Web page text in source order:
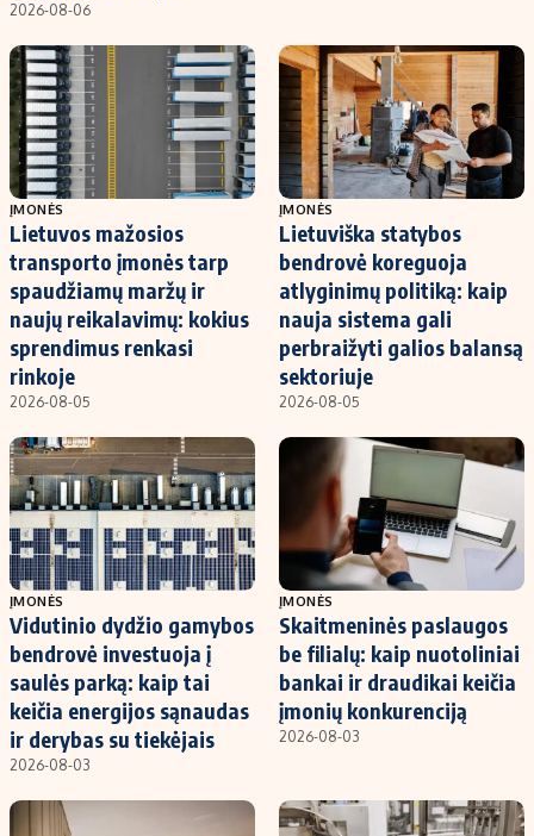
2026-08-06
ĮMONĖS
Lietuvos mažosios
transporto įmonės tarp
spaudžiamų maržų ir
naujų reikalavimų: kokius
sprendimus renkasi
rinkoje
2026-08-05
ĮMONĖS
Lietuviška statybos
bendrovė koreguoja
atlyginimų politiką: kaip
nauja sistema gali
perbraižyti galios balansą
sektoriuje
2026-08-05
ĮMONĖS
Vidutinio dydžio gamybos
bendrovė investuoja į
saulės parką: kaip tai
keičia energijos sąnaudas
ir derybas su tiekėjais
2026-08-03
ĮMONĖS
Skaitmeninės paslaugos
be filialų: kaip nuotoliniai
bankai ir draudikai keičia
įmonių konkurenciją
2026-08-03